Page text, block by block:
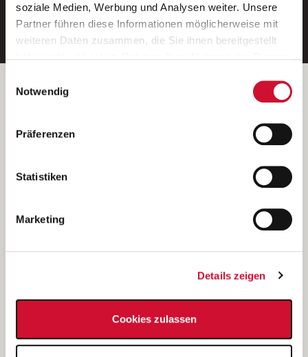
soziale Medien, Werbung und Analysen weiter. Unsere
Partner führen diese Informationen möglicherweise mit
weiteren Daten zusammen, die Sie ihnen bereitgestellt
Wenn Sie auf „Cookies zulassen“ klicken, so stimmen
Sie der Speicherung sämtlicher Cookies zu. Sie können
Ihre Einwilligung selbstverständlich jederzeit widerrufen,
indem Sie die Cookie-Einstellungen aufrufen und diese
unsererDatenschutzerklärung
Notwendig
Präferenzen
Statistiken
Marketing
Details zeigen
Cookies zulassen
E-Mail-Adresse eintragen
Betreiber der Webseite
Kantstraße 45a
(Ein Tochterunternehmen des AWO Bezirksverbandes Unterfranken
e.V.)
Bewerbung als Altenpflegehelfer*in
Bewerbung als Erzieher*in